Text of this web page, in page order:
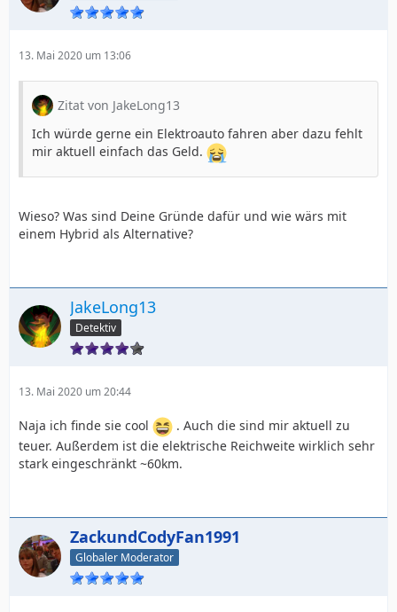
13. Mai 2020 um 13:06
Zitat von JakeLong13
Ich würde gerne ein Elektroauto fahren aber dazu fehlt
mir aktuell einfach das Geld.
Wieso? Was sind Deine Gründe dafür und wie wärs mit
einem Hybrid als Alternative?
JakeLong13
Detektiv
13. Mai 2020 um 20:44
Naja ich finde sie cool
. Auch die sind mir aktuell zu
teuer. Außerdem ist die elektrische Reichweite wirklich sehr
stark eingeschränkt ~60km.
ZackundCodyFan1991
Globaler Moderator